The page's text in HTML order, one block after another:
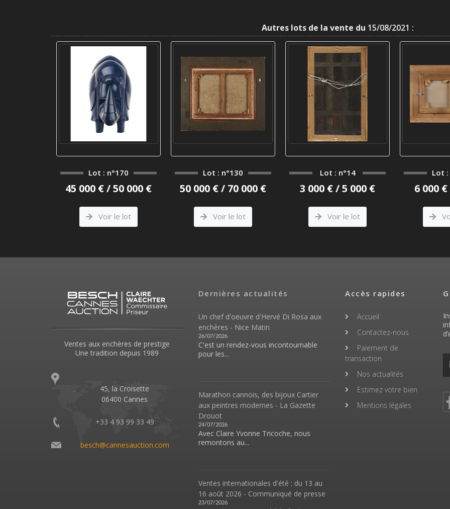
Autres lots de la vente du 15/08/2021 :
Lot : n°170
45 000 € / 50 000 €
Voir le lot
Lot : n°130
50 000 € / 70 000 €
Voir le lot
Lot : n°14
3 000 € / 5 000 €
Voir le lot
Lot :
6 000
Ventes aux enchères de prestige
Une tradition depuis 1989
45, la Croisette
06400 Cannes
+33 4 93 99 33 49
besch@cannesauction.com
Dernières actualités
Un chef d'oeuvre d'Hervé Di Rosa aux
enchères - Nice Matin
26/07/2026
C'est un rendez-vous incontournable
pour les...
Marathon cannois, des bijoux Cartier
aux peintres modernes - La Gazette
Drouot
24/07/2026
Avec Claire Yvonne Tricoche, nous
remontons au...
Ventes internationales d'été : du 13 au
16 août 2026 - Communiqué de presse
23/07/2026
Accès rapides
Accueil
Contactez-nous
Paiement de
transaction
Nos actualités
Estimez votre bien
Mentions légales